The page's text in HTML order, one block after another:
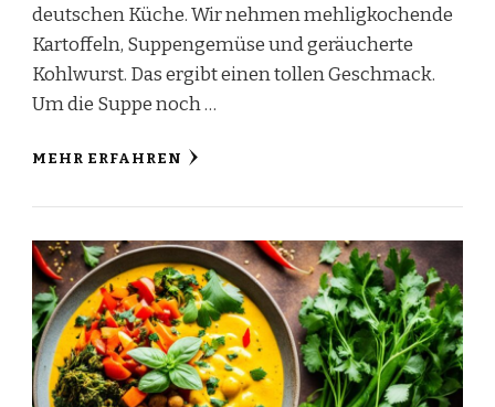
deutschen Küche. Wir nehmen mehligkochende
Kartoffeln, Suppengemüse und geräucherte
Kohlwurst. Das ergibt einen tollen Geschmack.
Um die Suppe noch …
MEHR ERFAHREN